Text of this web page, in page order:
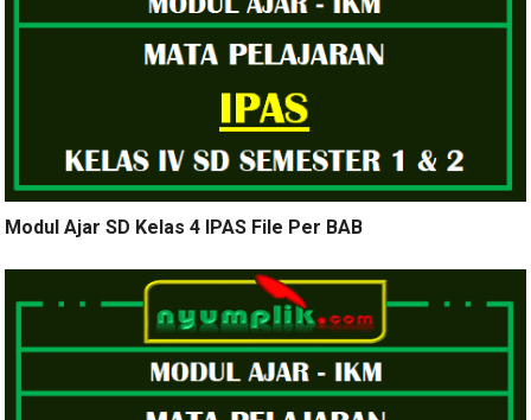
Modul Ajar SD Kelas 4 IPAS File Per BAB